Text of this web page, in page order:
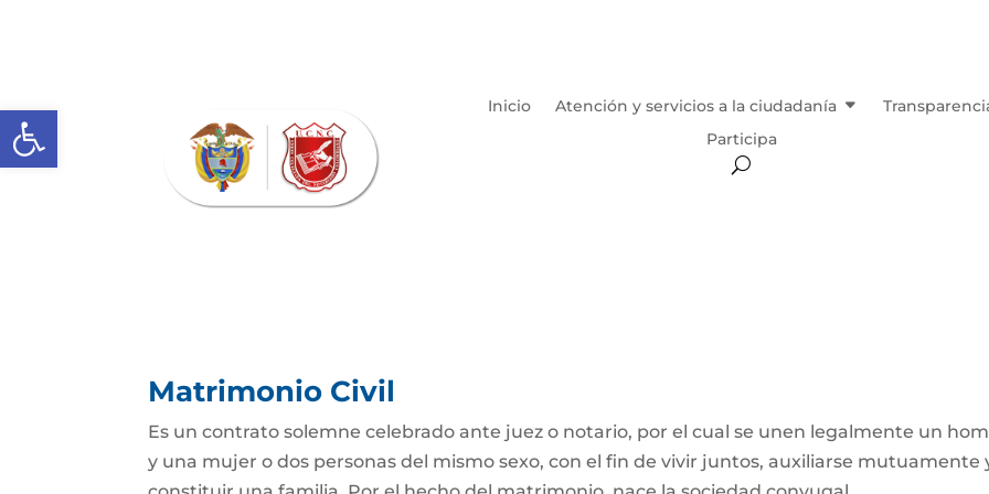
Abrir barra de herramientas Inicio Atención y servicios a la ciudadanía
Participa
Matrimonio Civil
Es un contrato solemne celebrado ante juez o notario, por el cual se unen legalmente un
y una mujer o dos personas del mismo sexo, con el fin de vivir juntos, auxiliarse mutuamente